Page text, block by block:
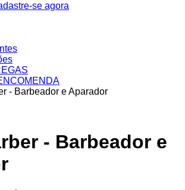
se agora
- Barbeador e Aparador
- Barbeador e